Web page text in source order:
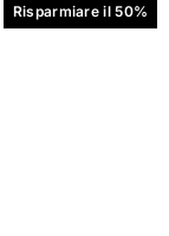
Risparmiare il 50%